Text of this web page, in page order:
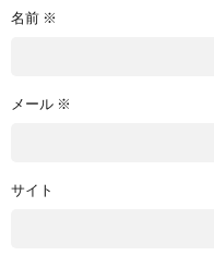
名前 ※
メール ※
サイト